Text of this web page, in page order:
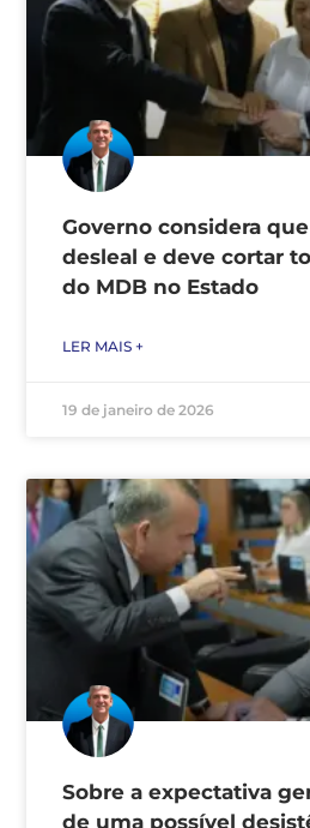
Governo considera
desleal e deve cortar
do MDB no Estado
LER MAIS +
19 de janeiro de 2026
Sobre a expectativa
de uma possível